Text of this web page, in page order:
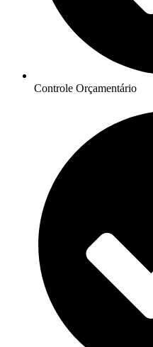
Controle Orçamentário